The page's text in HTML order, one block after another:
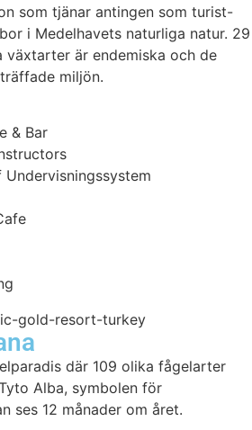
som tjänar antingen som turist-
i Medelhavets naturliga natur. 29
växtarter är endemiska och de
miljön.
& Bar
där 109 olika fågelarter
Alba, symbolen för
ses 12 månader om året.